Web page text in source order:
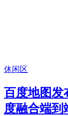
休闲区
百度地图发
度融合端到